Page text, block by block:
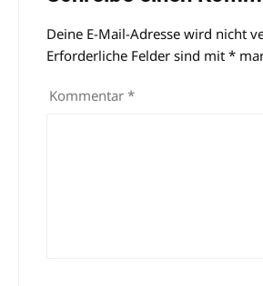
Deine E-Mail-Adresse wird nicht
Erforderliche Felder sind mit *
Kommentar *
Alternative: